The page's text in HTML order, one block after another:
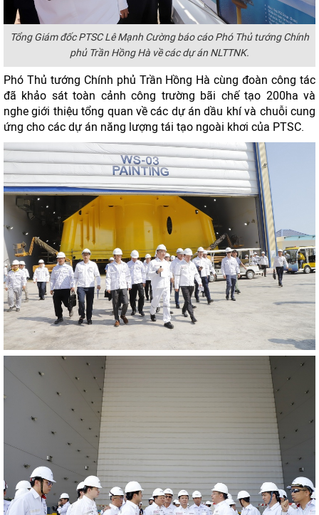
Tổng Giám đốc PTSC Lê Mạnh Cường báo cáo Phó Thủ tướng Chính
phủ Trần Hồng Hà về các dự án NLTTNK.
Phó Thủ tướng Chính phủ Trần Hồng Hà cùng đoàn công tác
đã khảo sát toàn cảnh công trường bãi chế tạo 200ha và
nghe giới thiệu tổng quan về các dự án dầu khí và chuỗi cung
ứng cho các dự án năng lượng tái tạo ngoài khơi của PTSC.